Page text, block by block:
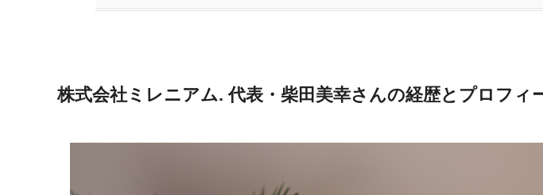
株式会社ミレニアム. 代表・柴田美幸さんの経歴とプロフィ